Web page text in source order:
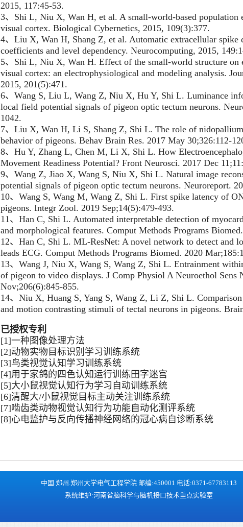
2015, 117:45-53.
3、Shi L, Niu X, Wan H, et al. A small-world-based population
visual cortex. Biological Cybernetics, 2015, 109(3):377.
4、Liu X, Wan H, Shang Z, et al. Automatic extracellular spike
coefficients and level dependency. Neurocomputing, 2015,
5、Shi L, Niu X, Wan H. Effect of the small-world structure on
visual cortex: an electrophysiological and modeling analysis.
2015, 201(5):471.
6、Wang S, Liu L, Wang Z, Niu X, Hu Y, Shi L. Luminance
local field potential signals of pigeon optic tectum neurons.
1042.
7、Liu X, Wan H, Li S, Shang Z, Shi L. The role of
behavior of pigeons. Behav Brain Res. 2017 May 30;326:112-
8、Hu Y, Zhang L, Chen M, Li X, Shi L. How
Movement Readiness Potential? Front Neurosci. 2017 Dec
9、Wang Z, Jiao X, Wang S, Niu X, Shi L. Natural image
potential signals of pigeon optic tectum neurons. Neuroreport.
10、Wang S, Wang M, Wang Z, Shi L. First spike latency of
pigeons. Integr Zool. 2019 Sep;14(5):479-493.
11、Han C, Shi L. Automated interpretable detection of
and morphological features. Comput Methods Programs
12、Han C, Shi L. ML-ResNet: A novel network to detect and
leads ECG. Comput Methods Programs Biomed. 2020
13、Wang J, Niu X, Wang S, Wang Z, Shi L. Entrainment
of pigeon to video displays. J Comp Physiol A Neuroethol Sens
Nov;206(6):845-855.
14、Niu X, Huang S, Yang S, Wang Z, Li Z, Shi L.
and motion contrasting stimuli of tectal neurons in pigeons.
已授权专利
[1]一种图像处理方法
[2]动物实物目标识别学习训练系统
[3]鸟类视觉认知学习训练系统
[4]用于家鸽的四色认知运行训练田字迷宫
[5]大小鼠视觉认知行为学习自动训练系统
[6]清醒大/小鼠视觉目标主动关注训练系统
[7]啮齿类动物视觉认知行为功能自动化测评系统
[8]心电监护与反向传播神经网络的冠心病自诊断系统
中国.郑州.郑州大学电气工程学院 邮编:450001 电话:0371-67783113
系统维护:河南省脑科学与脑机接口技术重点实验室